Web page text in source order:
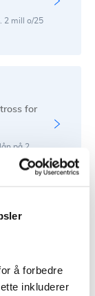
å forbedre
inkluderer
2 mill o/25
for
på 2
4.622.146
% 250
936 kr